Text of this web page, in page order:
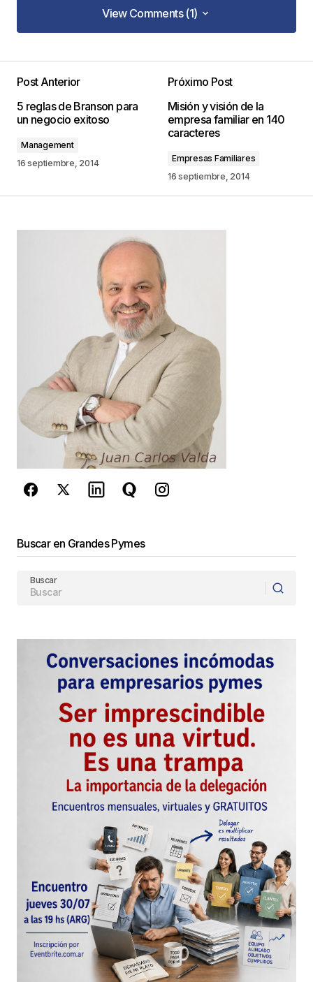
View Comments (1)
View Comments (1)
publicada. Los campos obligatorios están
marcados con
Comentario*
*
Guarda mi nombre, correo electrónico y web en
este navegador para la próxima vez que
comente.
Este sitio esta protegido por
reCAPTCHA y laPolítica de
privacidady losTérminos del servicio
de Google se aplican.
Post Anterior
5 reglas de Branson para
un negocio exitoso
Management
16 septiembre, 2014
Próximo Post
Misión y visión de la
empresa familiar en 140
caracteres
Empresas Familiares
16 septiembre, 2014
Buscar en Grandes Pymes
Buscar